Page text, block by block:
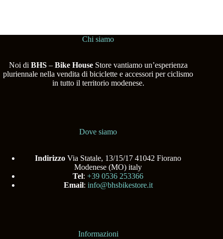
Chi siamo
Noi di BHS– Bike HouseStore vantiamo un’esperienza
pluriennale nella vendita di biciclette e accessori per ciclismo
in tutto il territorio modenese.
Dove siamo
Indirizzo Via Statale, 13/15/17 41042 Fiorano
Modenese (MO) italy
Tel:+39 0536 253366
Email: info@bhsbikestore.it
Informazioni